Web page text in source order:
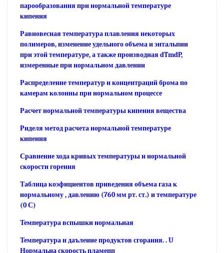
парообразования при нормальной температуре
кипения
Равновесная температура плавления некоторых
полимеров, изменение удельного объема и энтальпии
при этой температуре, а также производная dTmdP,
измеренные при нормальном давлении
Распределение температур и концентраций брома по
камерам колонны при нормальном процессе
Расчет нормальной температуры кипения вещества
Риделя метод расчета нормальной температуре
кипения
Сравнение хода кривых температуры и нормальной
скорости горения
Таблица коэфициентов приведения объема газа к
нормальному , давлению (760 мм рт. ст.) и температуре
(0 С)
Температура вспышки нормальная
Температура и даълеиие продуктов сгорания. . U
Нормальна скорость пламепп